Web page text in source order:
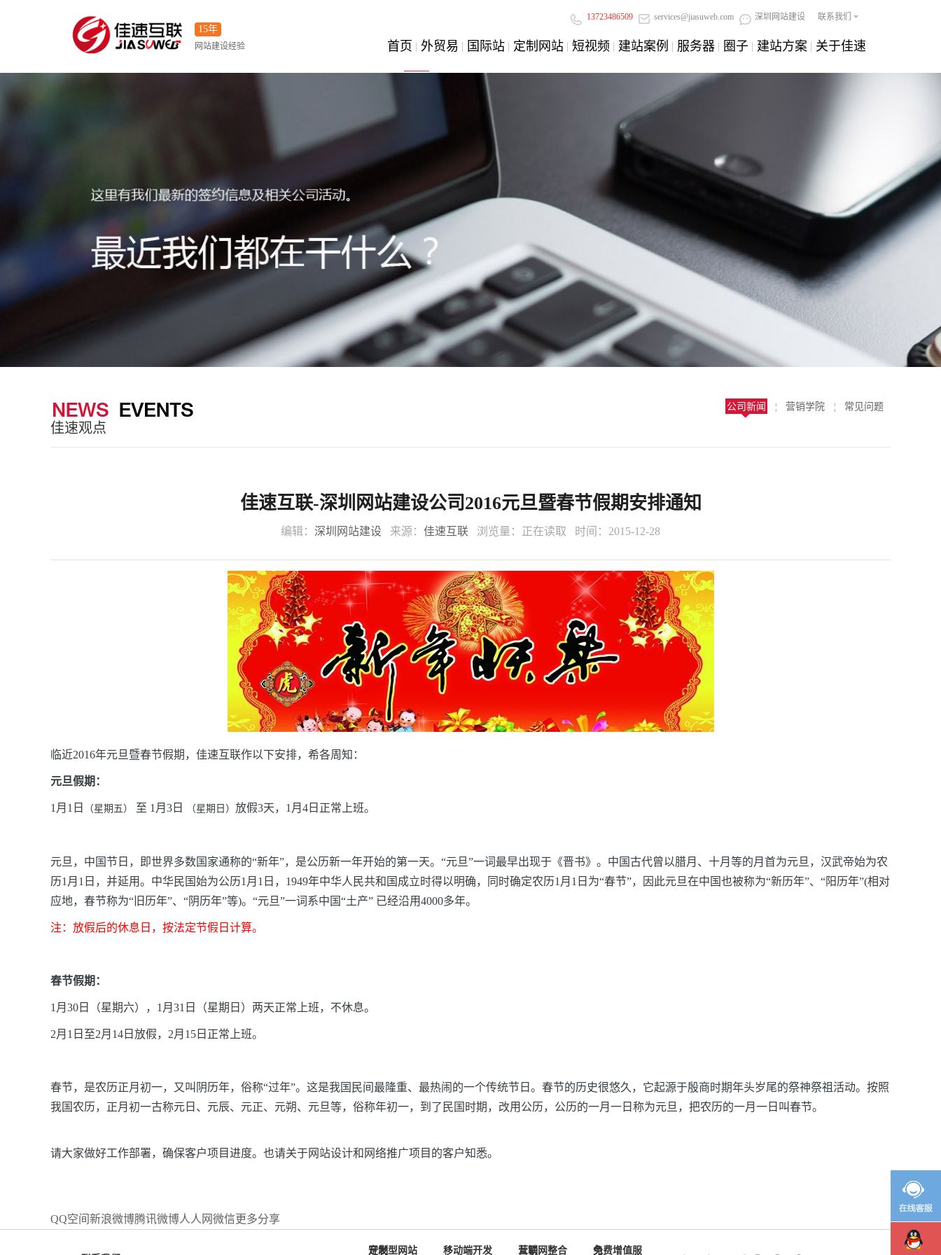
15年
网站建设经验
13723486509 services@jiasuweb.com 深圳网站建设 联系我们
首页 外贸易 国际站 定制网站 短视频 建站案例 服务器 圈子 建站方案 关于佳速
佳速观点
公司新闻 ¦ 营销学院 ¦ 常见问题
佳速互联-深圳网站建设公司2016元旦暨春节假期安排通知
编辑： 深圳网站建设 来源： 佳速互联 浏览量： 正在读取 时间：2015-12-28
临近2016年元旦暨春节假期，佳速互联作以下安排，希各周知：
元旦假期：
1月1日 （星期五） 至 1月3日 （星期日） 放假3天，1月4日正常上班。
元旦，中国节日，即世界多数国家通称的“新年”，是公历新一年开始的第一天。“元旦”一词最早出现于《晋书》。中国古代曾以腊月、十月等的月首为元旦，汉武帝始为农
历1月1日，并延用。中华民国始为公历1月1日，1949年中华人民共和国成立时得以明确，同时确定农历1月1日为“春节”，因此元旦在中国也被称为“新历年”、“阳历年”(相对
应地，春节称为“旧历年”、“阴历年”等)。“元旦”一词系中国“土产” 已经沿用4000多年。
注：放假后的休息日，按法定节假日计算。
春节假期：
1月30日（星期六），1月31日（星期日）两天正常上班，不休息。
2月1日至2月14日放假，2月15日正常上班。
春节，是农历正月初一，又叫阴历年，俗称“过年”。这是我国民间最隆重、最热闹的一个传统节日。春节的历史很悠久，它起源于殷商时期年头岁尾的祭神祭祖活动。按照
我国农历，正月初一古称元日、元辰、元正、元朔、元旦等，俗称年初一，到了民国时期，改用公历，公历的一月一日称为元旦，把农历的一月一日叫春节。
请大家做好工作部署，确保客户项目进度。也请关于网站设计和网络推广项目的客户知悉。
QQ空间 新浪微博腾讯微博人人网微信更多分享
定制型网站开发 移动端开发 互联网整合营销 免费增值服务